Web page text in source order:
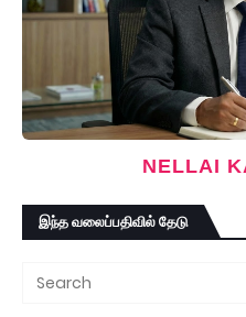
NELLAI
இந்த வலைப்பதிவில் தேடு